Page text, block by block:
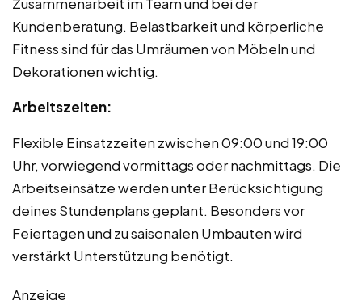
Kundenberatung. Belastbarkeit und körperliche
Fitness sind für das Umräumen von Möbeln und
Dekorationen wichtig.
Arbeitszeiten:
Flexible Einsatzzeiten zwischen 09:00 und 19:00
Uhr, vorwiegend vormittags oder nachmittags. Die
Arbeitseinsätze werden unter Berücksichtigung
deines Stundenplans geplant. Besonders vor
Feiertagen und zu saisonalen Umbauten wird
verstärkt Unterstützung benötigt.
Anzeige